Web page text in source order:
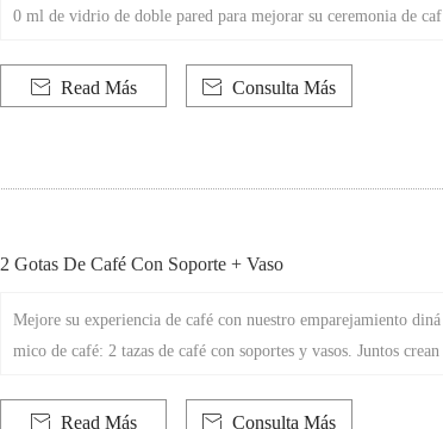
0 ml de vidrio de doble pared para mejorar su ceremonia de caf
isualmente increíble y deliciosa.
 Read Más  Consulta Más
2 Gotas De Café Con Soporte + Vaso
Mejore su experiencia de café con nuestro emparejamiento diná
mico de café: 2 tazas de café con soportes y vasos. Juntos crean
 Read Más  Consulta Más